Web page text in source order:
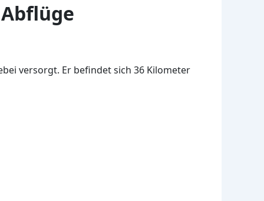
versorgt. Er befindet sich 36 Kilometer